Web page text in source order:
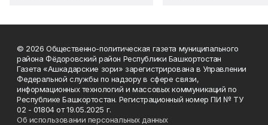
© 2026 Общественно-политическая газета муниципального
района Фёдоровский район Республики Башкортостан
Газета «Ашкадарские зори» зарегистрирована в Управлении
Федеральной службы по надзору в сфере связи,
информационных технологий и массовых коммуникаций по
Республике Башкортостан. Регистрационный номер ПИ № ТУ
02 - 01804 от 19.05.2025 г.
Об использовании персональных данных